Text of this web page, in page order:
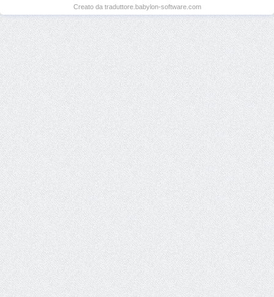
Creato da traduttore.babylon-software.com